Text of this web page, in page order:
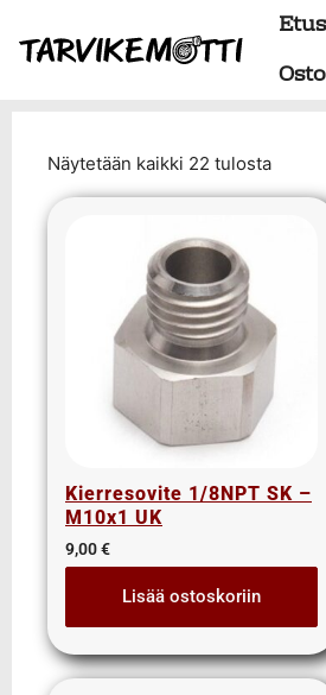
Alumiiniosat
do88 alumiini tehdastilaus
BMW special
Hukkaportit
Hydrauliikka
1/2" letkut
1/4" letkut
1/4" liittimet
3/4" letkut
3/4" liittimet
3/8" liittimet
5/8" letkut
Näytetään kaikki 22 tulosta
Kierresovite 1/8NPT SK –
M10x1 UK
9,00€
Lisää ostoskoriin